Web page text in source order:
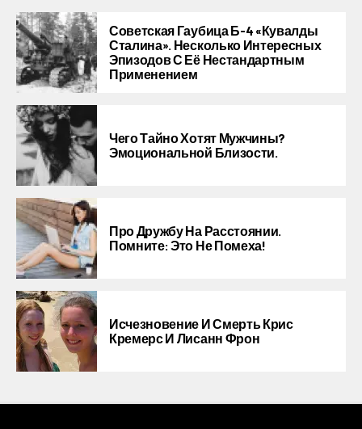
Советская Гаубица Б-4 «Кувалды
Сталина». Несколько Интересных
Эпизодов С Её Нестандартным
Применением
Чего Тайно Хотят Мужчины?
Эмоциональной Близости.
Про Дружбу На Расстоянии.
Помните: Это Не Помеха!
Исчезновение И Смерть Крис
Кремерс И Лисанн Фрон